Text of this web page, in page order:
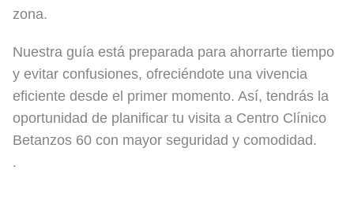
zona.
Nuestra guía está preparada para ahorrarte tiempo
y evitar confusiones, ofreciéndote una vivencia
eficiente desde el primer momento. Así, tendrás la
oportunidad de planificar tu visita a Centro Clínico
Betanzos 60 con mayor seguridad y comodidad.
.